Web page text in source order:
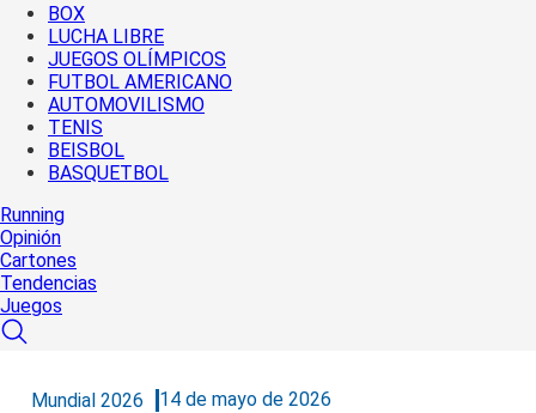
BOX
LUCHA LIBRE
JUEGOS OLÍMPICOS
FUTBOL AMERICANO
AUTOMOVILISMO
TENIS
BEISBOL
BASQUETBOL
Running
Opinión
Cartones
Tendencias
Juegos
Mundial 2026 14 de mayo de 2026